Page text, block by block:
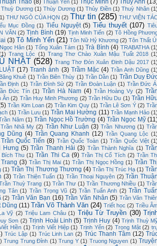
Thuận Yến (1)
Thuỳ Dương (1) Thùy Dương (1) Thủy Điền (1) Thuỳ Nhân
THƯ NGỎ CỦA HQN (2) Thư tin (285) THƯ VIỆN
Mục Đồng (1) Tiểu Nguyệt (5) Tiểu thuyết (107)
VĂN (2) Tịnh Bình (19) Tịnh Minh Tiến (2) Tô Hồng
(3) Tô Minh Yến (21) Tôn Nữ Hỷ Khương (2) Tôn Thất
Hân (1) Tống Xuân Tám (1) Trà Bình (4) TRABATHA
Trang Lộc (1) Trang Thơ Chào Xuân Mậu Tuất 2018
NHẬT (528) Trang Thơ Đón Xuân Đinh Dậu 2017
(17) Tranh ảnh (3) Trầm Mặc (4) Trần Anh Dũng
Khuê (1) Trần Biên Thùy (1) Trần Dần (1) Trần Duy
Định (1) Trần Đình Sử (2) Trần Đoàn Luận (1) Trần Đức
Đức Tín (1) Trần Hà Nam (4) Trần Hoàng Vy (2)
Ân (2) Trần Huy Minh Phương (2) Trần Hữu Du (1) Trần
Trần Kim Loan (2) Trần Kim Quy (1) Trần Lê Sơn Ý (2)
(1) Trần Lưu (1) Trần Mai Hường (11) Trần Mạnh Hảo
Năm (1) Trần Ngọc Hồ Trường (4) Trần Ngọc Mỹ
Trần Nhã My (2) Trần Như Luận (3) Trần Nhương (1)
Dũng (4) Trần Quang Khanh (12) Trần Quang Lộc
Trần Quốc Tiến (8) Trần Quốc Toàn (1) Trần Quốc Việt
Hưng (5) Trần Thanh Hải (3) Trần Thành Nghĩa (1)
Bích Thu (1) Trần Thi Ca (9) Trần Thị Cổ Tích (2) Trần
(3) Trần Thị Mai (1) Trần Thị Ngọc Hồng (1) Trần
(1) Trần Thị Thương Thương (4) Trần Thị Trúc Hạ (1)
(3) Trần Thiện Tuấn (1) Trần Thoại Nguyên (2) Trần
Thuỳ Trang (1) Trần Thư (1) Trần Thương Nhiều (1)
Tân (1) Trần Trọng Vũ (2) Trần Tuấn Anh (2) Trần
(2) Trần Văn Bạn (16) Trần Văn Nhân (5) Trần Văn
Dũng (11) Trần Võ Thành Văn (24) Triết học (2) Triều
Vỹ (2) Triệu Lam Châu (1) Triệu Từ Truyền (30)
Sơn (2) Trịnh Hoài Linh (5) Trịnh Huy (4) Trịnh Thuỳ
Hiền (1) Trịnh Viết Hiệp (1) Trịnh Yến (2) Trọng Mật (2)
Trúc Lập (1) Trúc Linh Lan (2) Trúc Thanh Tâm (12)
Trung Trung Đỉnh (1) Trung Y (1) Truong Nguyen (1)